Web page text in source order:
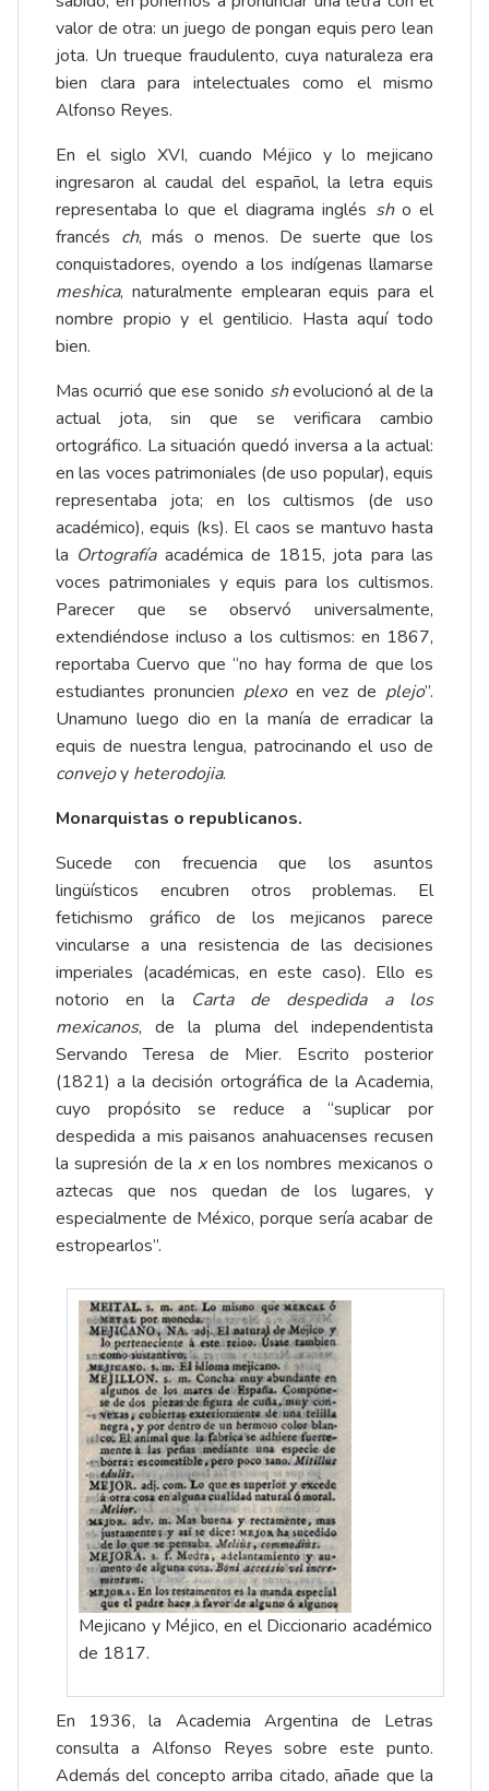
valor de otra: un juego de pongan equis pero lean
jota. Un trueque fraudulento, cuya naturaleza era
bien clara para intelectuales como el mismo
Alfonso Reyes.
En el siglo XVI, cuando Méjico y lo mejicano
ingresaron al caudal del español, la letra equis
representaba lo que el diagrama inglés sho el
francés ch, más o menos. De suerte que los
conquistadores, oyendo a los indígenas llamarse
meshica, naturalmente emplearan equis para el
nombre propio y el gentilicio. Hasta aquí todo
bien.
Mas ocurrió que ese sonido shevolucionó al de la
actual jota, sin que se verificara cambio
ortográfico. La situación quedó inversa a la actual:
en las voces patrimoniales (de uso popular), equis
representaba jota; en los cultismos (de uso
académico), equis (ks). El caos se mantuvo hasta
la Ortografíaacadémica de 1815, jota para las
voces patrimoniales y equis para los cultismos.
Parecer que se observó universalmente,
extendiéndose incluso a los cultismos: en 1867,
reportaba Cuervo que “no hay forma de que los
estudiantes pronuncien plexoen vez de plejo”.
Unamuno luego dio en la manía de erradicar la
equis de nuestra lengua, patrocinando el uso de
convejoy heterodojia.
Monarquistas o republicanos.
Sucede con frecuencia que los asuntos
lingüísticos encubren otros problemas. El
fetichismo gráfico de los mejicanos parece
vincularse a una resistencia de las decisiones
imperiales (académicas, en este caso). Ello es
notorio en la Carta de despedida a los
mexicanos, de la pluma del independentista
Servando Teresa de Mier. Escrito posterior
(1821) a la decisión ortográfica de la Academia,
cuyo propósito se reduce a “suplicar por
despedida a mis paisanos anahuacenses recusen
la supresión de la xen los nombres mexicanos o
aztecas que nos quedan de los lugares, y
especialmente de México, porque sería acabar de
estropearlos”.
Mejicano y Méjico, en el Diccionario académico
de 1817.
En 1936, la Academia Argentina de Letras
consulta a Alfonso Reyes sobre este punto.
Además del concepto arriba citado, añade que la